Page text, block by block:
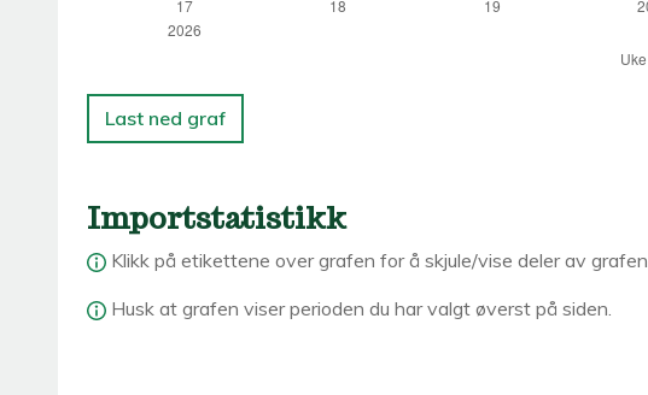
Last ned graf
Importstatistikk
Klikk på etikettene over grafen for å skjule/vise deler av grafen.
Husk at grafen viser perioden du har valgt øverst på siden.